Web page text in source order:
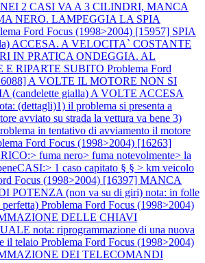
NEI 2 CASI VA A 3 CILINDRI, MANCA
NERO. LAMPEGGIA LA SPIA
Ford Focus (1998>2004) [15957] SPIA
ACCESA. A VELOCITA` COSTANTE
IN PRATICA ONDEGGIA. AL
E RIPARTE SUBITO Problema Ford
A VOLTE IL MOTORE NON SI
(candelette gialla) A VOLTE ACCESA
(dettagli)1) il problema si presenta a
avviato su strada la vettura va bene 3)
in tentativo di avviamento il motore
Ford Focus (1998>2004) [16263]
fuma nero> fuma notevolmente> la
1 caso capitato § § > km veicolo
Focus (1998>2004) [16397] MANCA
POTENZA (non va su di giri) nota: in folle
Problema Ford Focus (1998>2004)
DELLE CHIAVI
nota: riprogrammazione di una nuova
il telaio Problema Ford Focus (1998>2004)
DEI TELECOMANDI